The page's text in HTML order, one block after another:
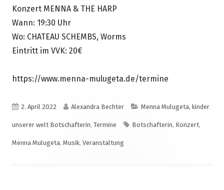
Konzert MENNA & THE HARP
Wann: 19:30 Uhr
Wo: CHATEAU SCHEMBS, Worms
Eintritt im VVK: 20€
https://www.menna-mulugeta.de/termine
Veröffentlicht
am
2. April 2022 Autor
Alexandra Bechter Kategorien
Menna Mulugeta, kinder
unserer welt Botschafterin, Termine Schlagwörter
Botschafterin, Konzert,
Menna Mulugeta, Musik, Veranstaltung